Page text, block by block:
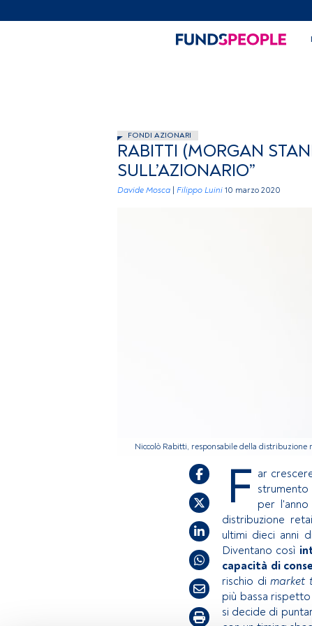
FONDI AZIONARI
RABITTI (MORGAN
SULL’AZIONARIO”
Davide Mosca Filippo Luini 10 marzo 2020
Niccolò Rabitti, responsabile della
F ar
per
distribuzione
ultimi dieci anni
Diventano così
capacità di
rischio dimarket
più bassa rispetto
si decide di